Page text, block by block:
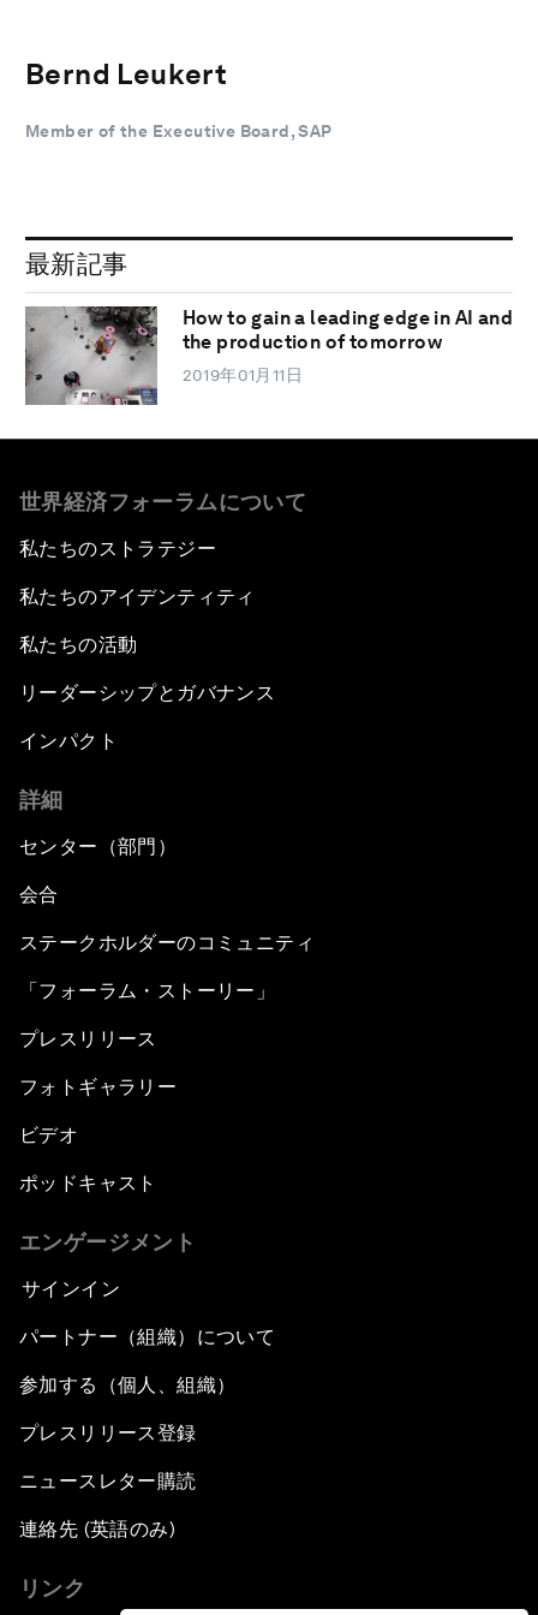
Bernd Leukert
Member of the Executive Board, SAP
最新記事
How to gain a leading edge in AI and
the production of tomorrow
2019年01月11日
世界経済フォーラムについて
私たちのストラテジー
私たちのアイデンティティ
私たちの活動
リーダーシップとガバナンス
インパクト
詳細
センター（部門）
会合
ステークホルダーのコミュニティ
「フォーラム・ストーリー」
プレスリリース
フォトギャラリー
ビデオ
ポッドキャスト
エンゲージメント
サインイン
パートナー（組織）について
参加する（個人、組織）
プレスリリース登録
ニュースレター購読
連絡先 (英語のみ)
リンク